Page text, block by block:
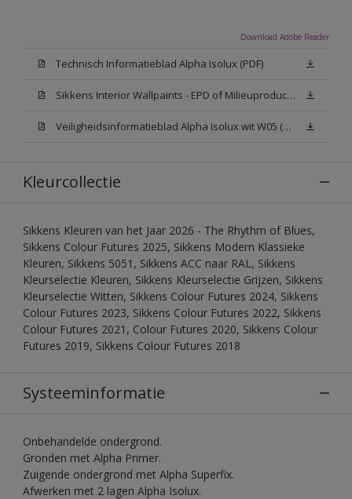
Download Adobe Reader
Technisch Informatieblad Alpha Isolux (PDF)
Sikkens Interior Wallpaints - EPD of Milieuproductverklaring
Veiligheidsinformatieblad Alpha Isolux wit W05 (SDS)
Kleurcollectie
Sikkens Kleuren van het Jaar 2026 - The Rhythm of Blues,
Sikkens Colour Futures 2025, Sikkens Modern Klassieke
Kleuren, Sikkens 5051, Sikkens ACC naar RAL, Sikkens
Kleurselectie Kleuren, Sikkens Kleurselectie Grijzen, Sikkens
Kleurselectie Witten, Sikkens Colour Futures 2024, Sikkens
Colour Futures 2023, Sikkens Colour Futures 2022, Sikkens
Colour Futures 2021, Colour Futures 2020, Sikkens Colour
Futures 2019, Sikkens Colour Futures 2018
Systeeminformatie
Onbehandelde ondergrond.
Gronden met Alpha Primer.
Zuigende ondergrond met Alpha Superfix.
Afwerken met 2 lagen Alpha Isolux.